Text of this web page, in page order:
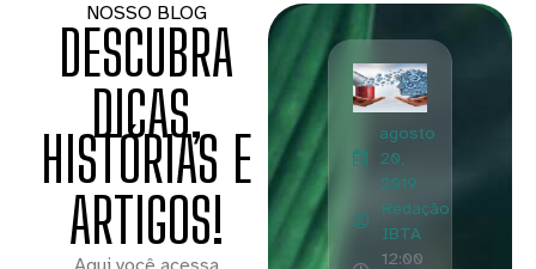
NOSSO BLOG
DESCUBRA
DICAS,
HISTÓRIAS E
ARTIGOS!
agosto
20,
2019
Redação
IBTA
12:00